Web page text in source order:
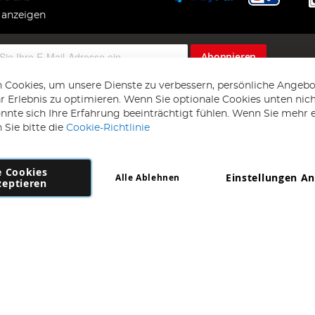
Abonnieren
Copyright 1997 - 2026 AD NL B.V. Alle Rechte vorbehalten.
B.V Dirk Hartogweg 14 DC1 Unit 5 5928LV Venlo, Firmennummer:
Cookies, um unsere Dienste zu verbessern, persönliche
Erlebnis zu optimieren. Wenn Sie optionale Cookies unten
sich Ihre Erfahrung beeinträchtigt fühlen. Wenn Sie mehr
Sie bitte die Cookie-Richtlinie
Cookies
Einstellungen
Alle Ablehnen